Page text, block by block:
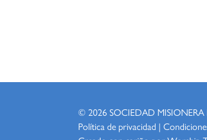
© 2026 SOCIEDAD
Política de privacidad |